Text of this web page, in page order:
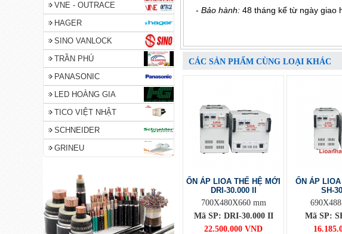
VNE - OUTRACE
HAGER
SINO VANLOCK
TRẦN PHÚ
PANASONIC
LED HOÀNG GIA
TICO VIỆT NHẬT
SCHNEIDER
GRINEU
- Bảo hành: 48 tháng kể từ ngày giao
CÁC SẢN PHẨM CÙNG LOẠI KHÁC
ỔN ÁP LIOA THẾ HỆ MỚI
DRI-30.000 II
700X480X660 mm
Mã SP: DRI-30.000 II
22.500.000 VND
ỔN ÁP LIOA
SH-
Mã SP: